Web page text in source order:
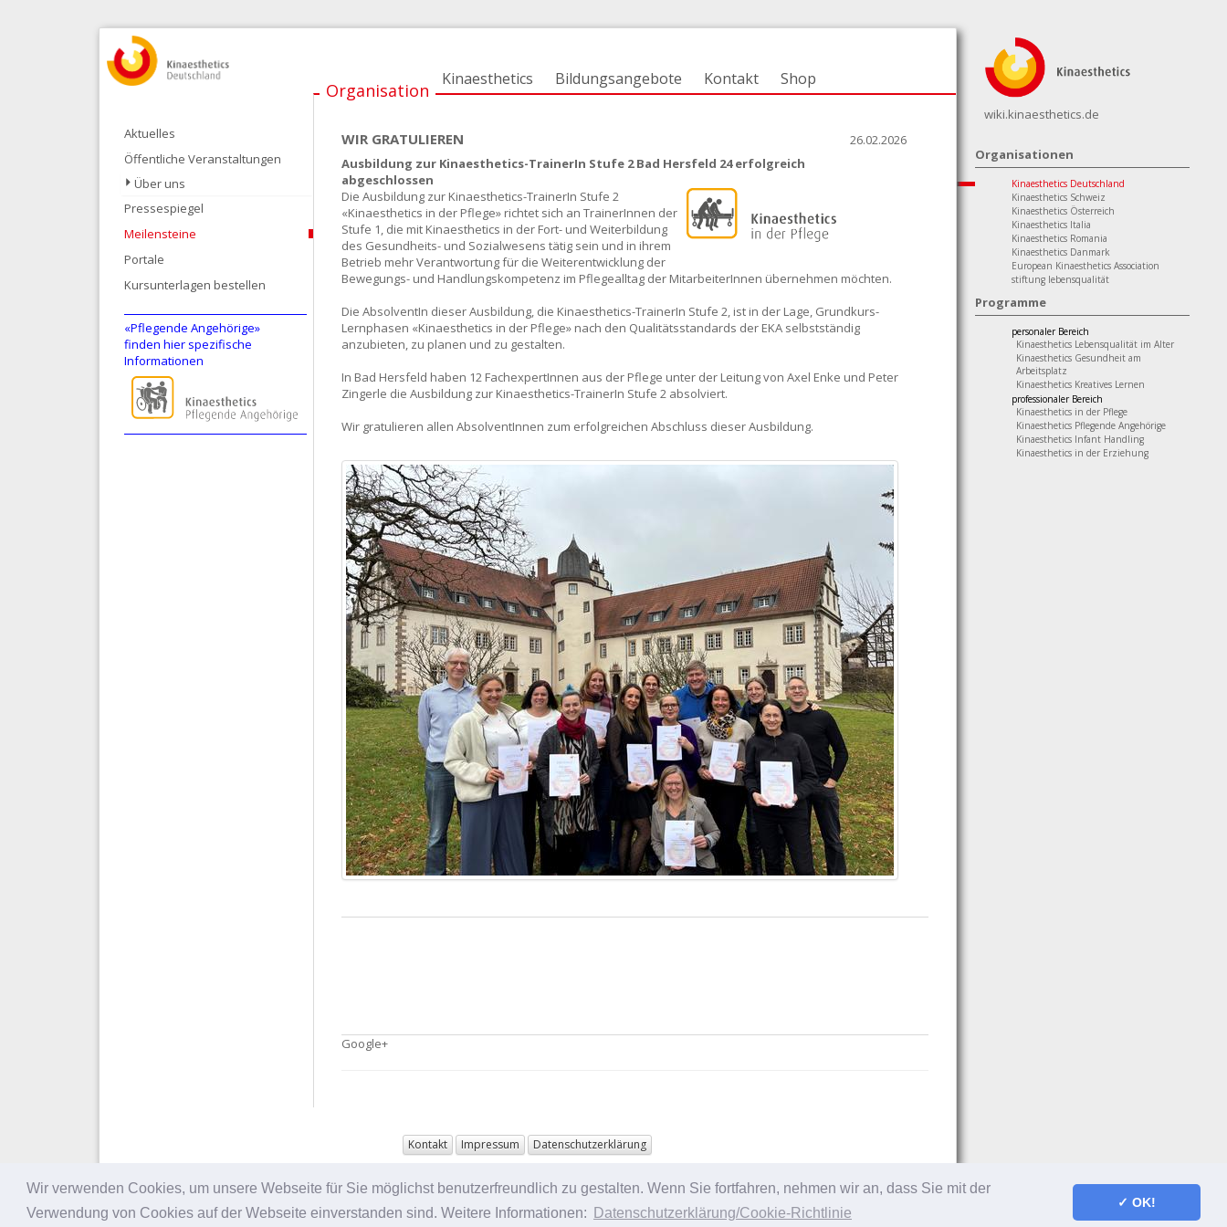
Wir verwenden Cookies, um unsere Webseite für Sie möglichst benutzerfreundlich zu gestalten. Wenn Sie fortfahren, nehmen wir an, dass Sie mit der
Verwendung von Cookies auf der Webseite einverstanden sind. Weitere Informationen:
Datenschutzerklärung/Cookie-Richtlinie
✓ OK!
Organisation
Kinaesthetics Bildungsangebote Kontakt Shop
Aktuelles
Öffentliche Veranstaltungen
Über uns
Pressespiegel
Meilensteine
Portale
Kursunterlagen bestellen
«Pflegende Angehörige»
finden hier spezifische
Informationen
WIR GRATULIEREN
Ausbildung zur Kinaesthetics-TrainerIn Stufe 2 Bad Hersfeld 24 erfolgreich
abgeschlossen
26.02.2026
Die Ausbildung zur Kinaesthetics-TrainerIn Stufe 2
«Kinaesthetics in der Pflege» richtet sich an TrainerInnen der
Stufe 1, die mit Kinaesthetics in der Fort- und Weiterbildung
des Gesundheits- und Sozialwesens tätig sein und in ihrem
Betrieb mehr Verantwortung für die Weiterentwicklung der
Bewegungs- und Handlungskompetenz im Pflegealltag der MitarbeiterInnen übernehmen möchten.
Die AbsolventIn dieser Ausbildung, die Kinaesthetics-TrainerIn Stufe 2, ist in der Lage, Grundkurs-
Lernphasen «Kinaesthetics in der Pflege» nach den Qualitätsstandards der EKA selbstständig
anzubieten, zu planen und zu gestalten.
In Bad Hersfeld haben 12 FachexpertInnen aus der Pflege unter der Leitung von Axel Enke und Peter
Zingerle die Ausbildung zur Kinaesthetics-TrainerIn Stufe 2 absolviert.
Wir gratulieren allen AbsolventInnen zum erfolgreichen Abschluss dieser Ausbildung.
Google+
Kontakt Impressum Datenschutzerklärung
wiki.kinaesthetics.de
Organisationen
Kinaesthetics Deutschland
Kinaesthetics Schweiz
Kinaesthetics Österreich
Kinaesthetics Italia
Kinaesthetics Romania
Kinaesthetics Danmark
European Kinaesthetics Association
stiftung lebensqualität
Programme
personaler Bereich
Kinaesthetics Lebensqualität im Alter
Kinaesthetics Gesundheit am
Arbeitsplatz
Kinaesthetics Kreatives Lernen
professionaler Bereich
Kinaesthetics in der Pflege
Kinaesthetics Pflegende Angehörige
Kinaesthetics Infant Handling
Kinaesthetics in der Erziehung